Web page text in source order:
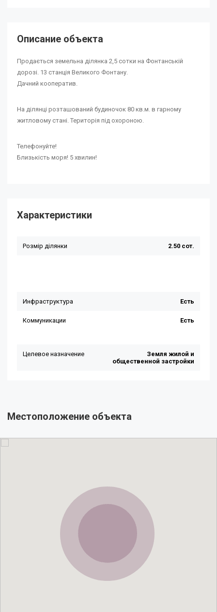
Описание объекта
Продається земельна ділянка 2,5 сотки на Фонтанській
дорозі. 13 станція Великого Фонтану.
Дачний кооператив.
На ділянці розташований будиночок 80 кв.м. в гарному
житловому стані. Територія під охороною.
Телефонуйте!
Близькість моря! 5 хвилин!
Характеристики
Местоположение объекта